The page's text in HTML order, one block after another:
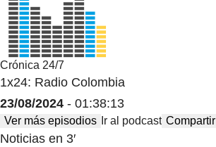
Crónica 24/7
1x24: Radio Colombia
23/08/2024 - 01:38:13
Ver más episodios Ir al podcast Compartir
Noticias en 3′